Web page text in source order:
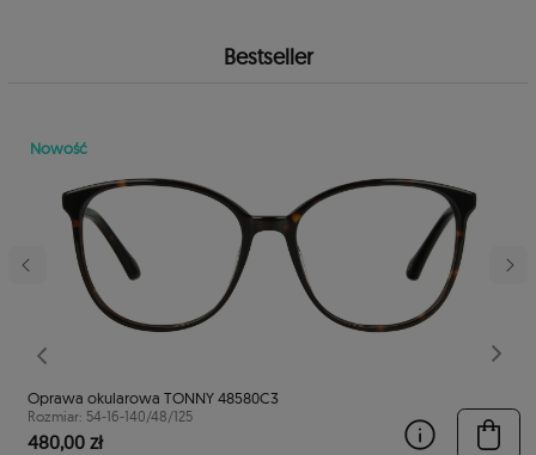
Bestseller
Poprzedni
Nowość
Oprawa okularowa TONNY 48580C3
Rozmiar: 54-16-140/48/125
480,00 zł